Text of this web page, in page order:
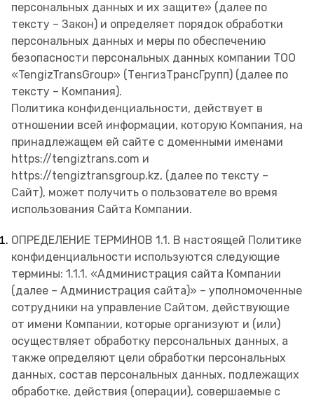
персональных данных и их защите» (далее по
тексту – Закон) и определяет порядок обработки
персональных данных и меры по обеспечению
безопасности персональных данных компании ТОО
«TengizTransGroup» (ТенгизТрансГрупп) (далее по
тексту – Компания).
Политика конфиденциальности, действует в
отношении всей информации, которую Компания, на
принадлежащем ей сайте с доменными именами
https://tengiztrans.com и
https://tengiztransgroup.kz, (далее по тексту –
Сайт), может получить о пользователе во время
использования Сайта Компании.
ОПРЕДЕЛЕНИЕ ТЕРМИНОВ 1.1. В настоящей Политике
конфиденциальности используются следующие
термины: 1.1.1. «Администрация сайта Компании
(далее – Администрация сайта)» – уполномоченные
сотрудники на управление Сайтом, действующие
от имени Компании, которые организуют и (или)
осуществляет обработку персональных данных, а
также определяют цели обработки персональных
данных, состав персональных данных, подлежащих
обработке, действия (операции), совершаемые с